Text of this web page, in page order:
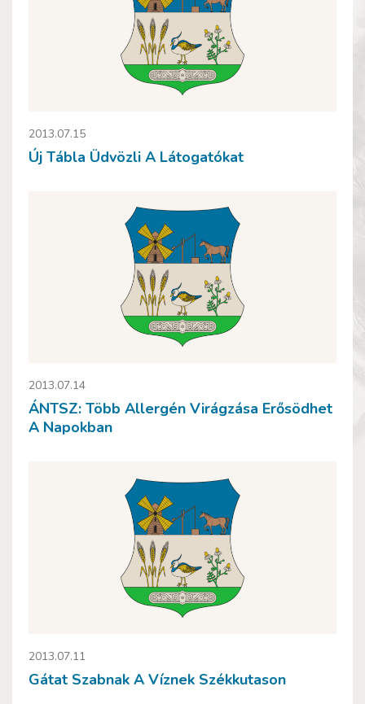
2013.07.15
Új Tábla Üdvözli A Látogatókat
2013.07.14
ÁNTSZ: Több Allergén Virágzása Erősödhet
A Napokban
2013.07.11
Gátat Szabnak A Víznek Székkutason